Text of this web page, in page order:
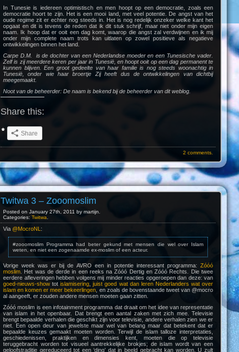
In Tunesie is iedereen optimistisch en men hoopt op een democratie, zoals een
democratie hoort te zijn. Het is een mooi land, met veel potentie. De angst van het
oude regime zit er echter nog steeds in. Het is nog redelijk onzeker welke kant het
opgaat en dit is tevens de reden dat ik dit stuk schrijf, maar niet onder mijn eigen
naam. Ik hoop dat er ooit een dag komt, waarop die angst zal verdwijnen en ik mij
onder mijn complete naam trots kan uitlaten op zowel positieve als negatieve
ontwikkelingen binnen het land.
Carpe D.M. is de dochter van een Nederlandse moeder en een Tunesische vader.
Zelf is zij meerdere keren per jaar in Tunesië, en hoopt ooit op een dag permanent te
kunnen blijven. Een groot gedeelte van haar familie is nog steeds woonachtig in
Tunesië, onder wie haar broertje Zij heeft dus de ontwikkelingen van dichtbij
meegemaakt.
Noot van de beheerder: De naam is bekend bij de beheerder van dit weblog.
Share this:
Share
2 comments.
Twitwa 3 – Zooomoslim
Posted on January 27th, 2011 by martijn.
Categories: Twitwa
Via @MocroNL :
#zooomoslim Programma had beter gekund met mensen die wel over Islam
weten, en niet een zogenaamde ex-moslim of een acteur.
Vorige week was er bij de AVRO een in potentie interessant programma: Zóóó
moslim . Het was de derde in een reeks na Zóóó Dertig en Zóóó Rechts. Die twee
eerdere afleveringen hebben volgens mij minder reacties opgeroepen dan deze: van
goed-nieuws-show totislamisering ,juist goed wat dan leren Nederlanders wat over
islam en komen er meer bekeerlingen , en zoals de bovenstaande tweet van @mocro
al aangeeft, er zouden andere mensen moeten gaan zitten.
Zóóó moslim is een infotainment programma dat draait om het idee van representatie
van islam in het openbaar. Dat brengt een aantal zaken met zich mee. Televisie
brengt bepaalde verhalen die geschikt zijn voor televisie, andere verhalen zien we er
niet. Een open deur van jewelste maar wel van belang maar dat betekent dat er
bepaalde keuzes gemaakt moeten worden. Terwijl de islam talloze interpretaties,
geschiedenissen, praktijken en dimensies kent, moeten die op televisie
teruggebracht worden tot visueel aantrekkelijke brokjes; de islam wordt van een
geloofstraditie gereduceerd tot een ‘ding’ dat in beeld gebracht kan worden. U zult